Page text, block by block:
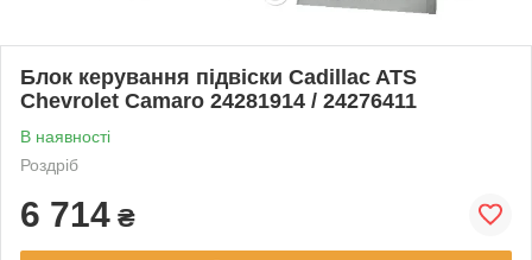
Блок керування підвіски Cadillac ATS
Chevrolet Camaro 24281914 / 24276411
В наявності
Роздріб
6 714 ₴